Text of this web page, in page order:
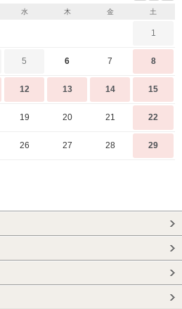
水 木 金 土
1
5 6 7 8
12 13 14 15
19 20 21 22
26 27 28 29